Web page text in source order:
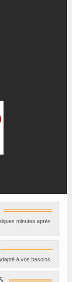
minutes après
à vos besoins.